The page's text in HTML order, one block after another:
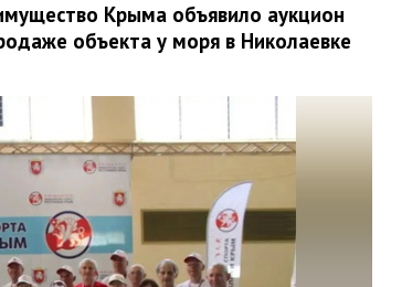
Крыма объявило аукцион
объекта у моря в Николаевке